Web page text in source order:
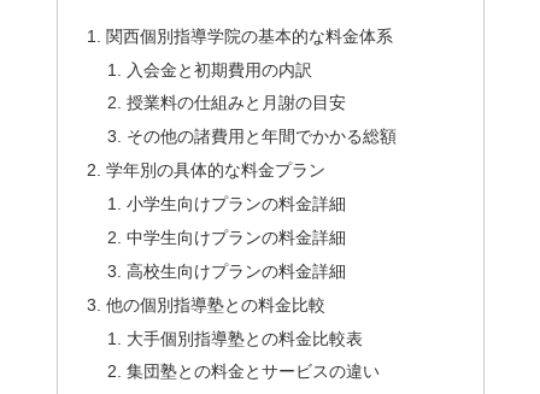
関西個別指導学院の基本的な料金体系
入会金と初期費用の内訳
授業料の仕組みと月謝の目安
その他の諸費用と年間でかかる総額
学年別の具体的な料金プラン
小学生向けプランの料金詳細
中学生向けプランの料金詳細
高校生向けプランの料金詳細
他の個別指導塾との料金比較
大手個別指導塾との料金比較表
集団塾との料金とサービスの違い